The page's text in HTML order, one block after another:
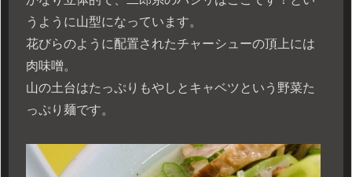
うように山型になっています。
花びらのように配置されたチャーシューの頂上には
肉味噌。
山の土台はたっぷりもやしとキャベツという野菜た
っぷり麺です。